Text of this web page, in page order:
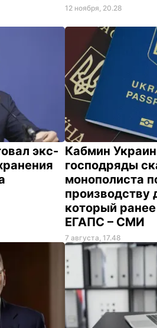
12 ноября, 20.28
экс- Кабмин
господряды
монополиста
производству
который
ЕГАПС – СМИ
7 августа, 17.48